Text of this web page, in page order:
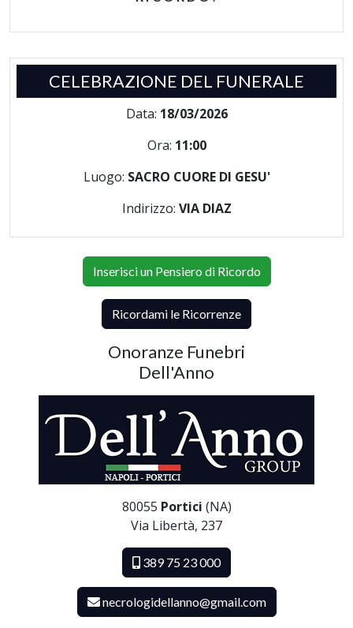
CELEBRAZIONE DEL FUNERALE
Data: 18/03/2026
Ora: 11:00
Luogo: SACRO CUORE DI GESU'
Indirizzo: VIA DIAZ
Inserisci un Pensiero di Ricordo
Ricordami le Ricorrenze
Onoranze Funebri
Dell'Anno
80055 Portici (NA)
Via Libertà, 237
389 75 23 000
necrologidellanno@gmail.com